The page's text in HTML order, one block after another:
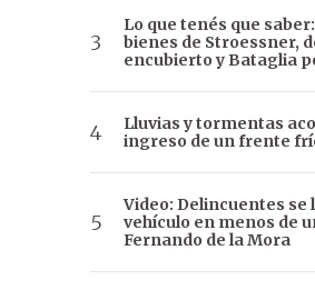
Lo que tenés que
bienes de Stroessner,
encubierto y Bataglia
Lluvias y tormentas
ingreso de un frente
Video: Delincuentes se
vehículo en menos de
Fernando de la Mora